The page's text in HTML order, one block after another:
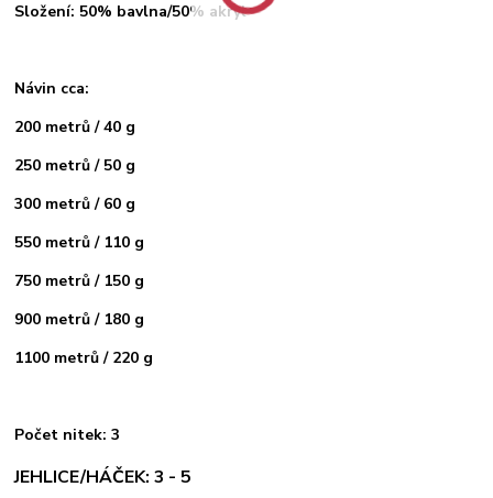
Složení: 50% bavlna/50% akryl
Návin cca:
200 metrů / 40 g
250 metrů / 50 g
300 metrů / 60 g
550 metrů / 110 g
750 metrů / 150 g
900 metrů / 180 g
1100 metrů / 220 g
Počet nitek: 3
JEHLICE/HÁČEK: 3 - 5